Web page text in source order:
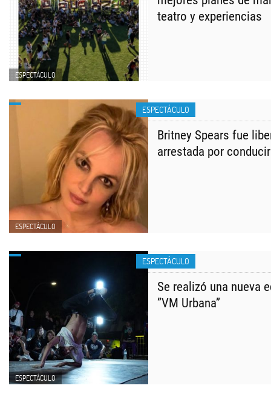
ESPECTÁCULO
teatro y experiencias
ESPECTÁCULO
ESPECTÁCULO
Britney Spears fue
arrestada por
ESPECTÁCULO
ESPECTÁCULO
Se realizó una nueva
”VM Urbana”